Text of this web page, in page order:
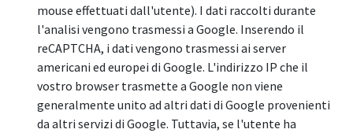
mouse effettuati dall'utente). I dati raccolti durante
l'analisi vengono trasmessi a Google. Inserendo il
reCAPTCHA, i dati vengono trasmessi ai server
americani ed europei di Google. L'indirizzo IP che il
vostro browser trasmette a Google non viene
generalmente unito ad altri dati di Google provenienti
da altri servizi di Google. Tuttavia, se l'utente ha